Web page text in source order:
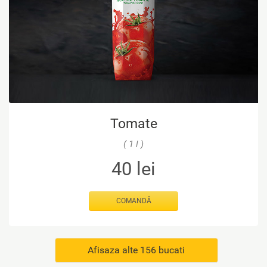
Tomate
( 1 l )
40 lei
COMANDĂ
Afisaza alte 156 bucati